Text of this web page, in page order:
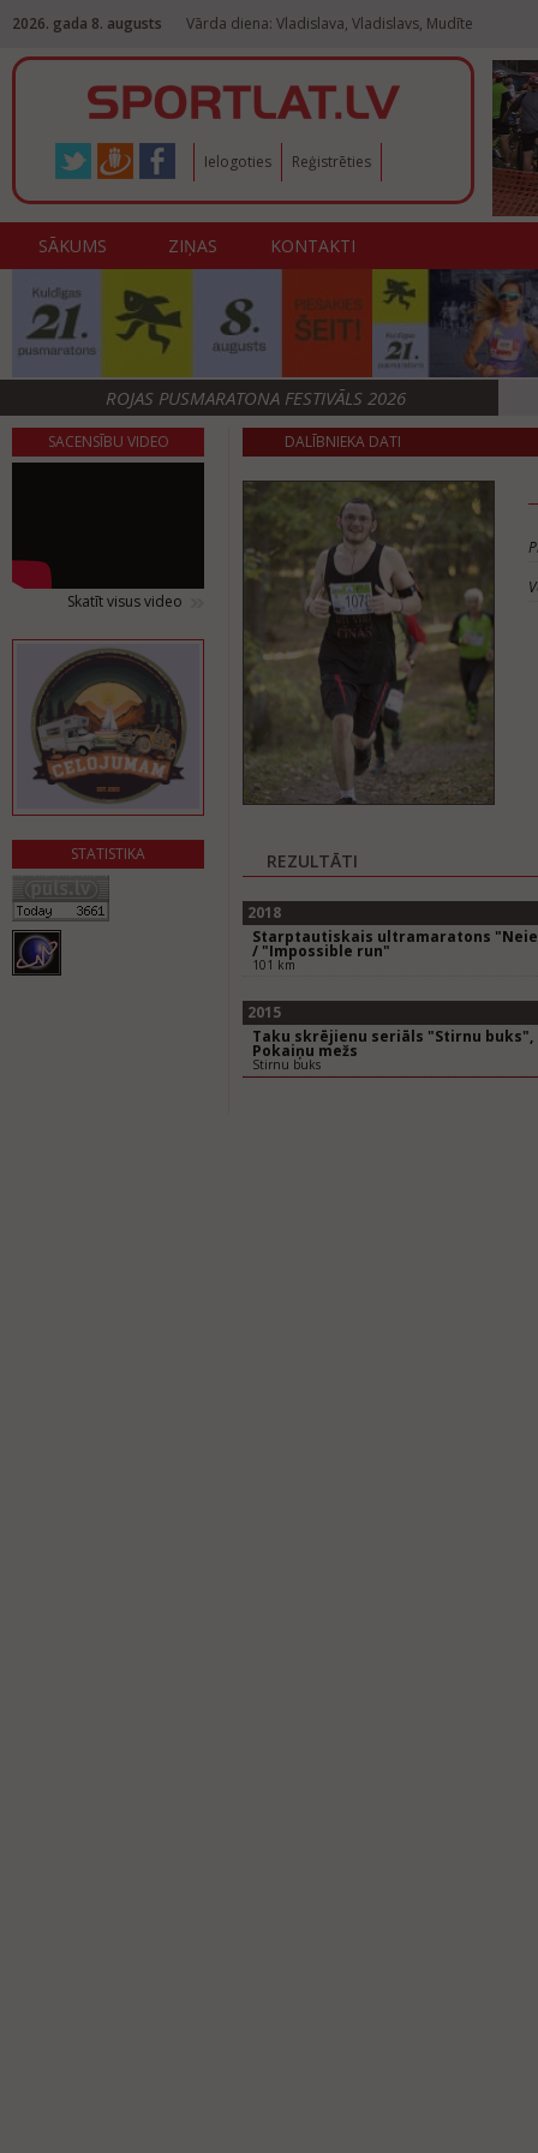
2026. gada 8. augusts Vārda diena: Vladislava, Vladislavs, Mudīte
Ielogoties Reģistrēties
SĀKUMS ZIŅAS KONTAKTI
ROJAS PUSMARATONA FESTIVĀLS 2026
SACENSĪBU VIDEO
Skatīt visus video
STATISTIKA
DALĪBNIEKA DATI
REZULTĀTI
2018
Starptautiskais ultramaratons
/ "Impossible run"
101 km
2015
Taku skrējienu seriāls "Stirnu buks",
Pokaiņu mežs
Stirnu buks